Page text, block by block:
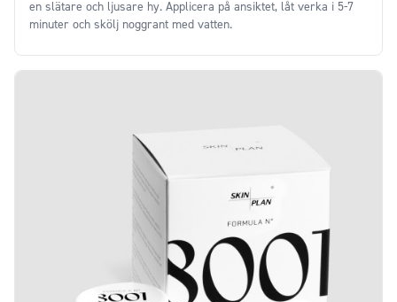
en slätare och ljusare hy. Applicera på ansiktet, låt verka i 5-7
minuter och skölj noggrant med vatten.